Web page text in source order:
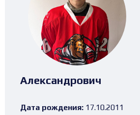
Александрович
Дата рождения: 17.10.2011